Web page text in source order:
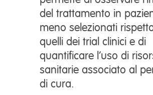
del trattamento in
meno selezionati
quelli dei trial clinici e di
quantificare l’uso di
sanitarie associato al
di cura.